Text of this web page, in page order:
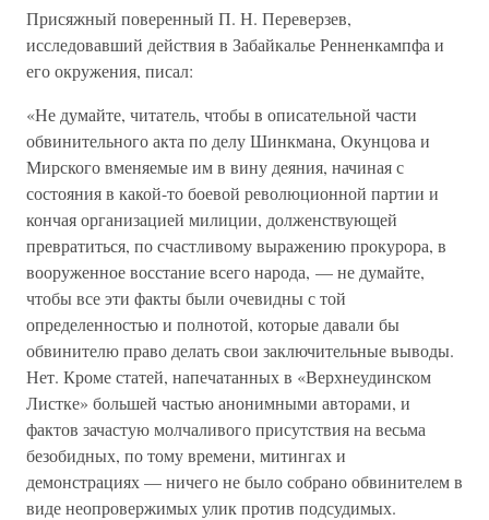
Присяжный поверенный П. Н. Переверзев,
исследовавший действия в Забайкалье Ренненкампфа и
его окружения, писал:
«Не думайте, читатель, чтобы в описательной части
обвинительного акта по делу Шинкмана, Окунцова и
Мирского вменяемые им в вину деяния, начиная с
состояния в какой-то боевой революционной партии и
кончая организацией милиции, долженствующей
превратиться, по счастливому выражению прокурора, в
вооруженное восстание всего народа, — не думайте,
чтобы все эти факты были очевидны с той
определенностью и полнотой, которые давали бы
обвинителю право делать свои заключительные выводы.
Нет. Кроме статей, напечатанных в «Верхнеудинском
Листке» большей частью анонимными авторами, и
фактов зачастую молчаливого присутствия на весьма
безобидных, по тому времени, митингах и
демонстрациях — ничего не было собрано обвинителем в
виде неопровержимых улик против подсудимых.